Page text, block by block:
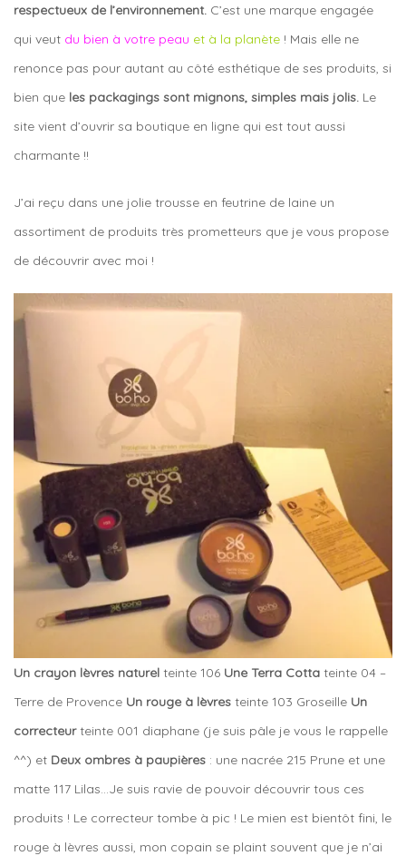
respectueux de l’environnement. C’est une marque engagée
qui veut du bien à votre peau et à la planète ! Mais elle ne
renonce pas pour autant au côté esthétique de ses produits, si
bien que les packagings sont mignons, simples mais jolis. Le
site vient d’ouvrir sa boutique en ligne qui est tout aussi
charmante !!
J’ai reçu dans une jolie trousse en feutrine de laine un
assortiment de produits très prometteurs que je vous propose
de découvrir avec moi !
Un crayon lèvres naturel teinte 106 Une Terra Cotta teinte 04 –
Terre de Provence Un rouge à lèvres teinte 103 Groseille Un
correcteurteinte 001 diaphane (je suis pâle je vous le rappelle
^^) et Deux ombres à paupières : une nacrée 215 Prune et une
matte 117 Lilas…Je suis ravie de pouvoir découvrir tous ces
produits ! Le correcteur tombe à pic ! Le mien est bientôt fini, le
rouge à lèvres aussi, mon copain se plaint souvent que je n’ai